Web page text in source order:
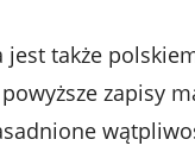
jest także
zapisy